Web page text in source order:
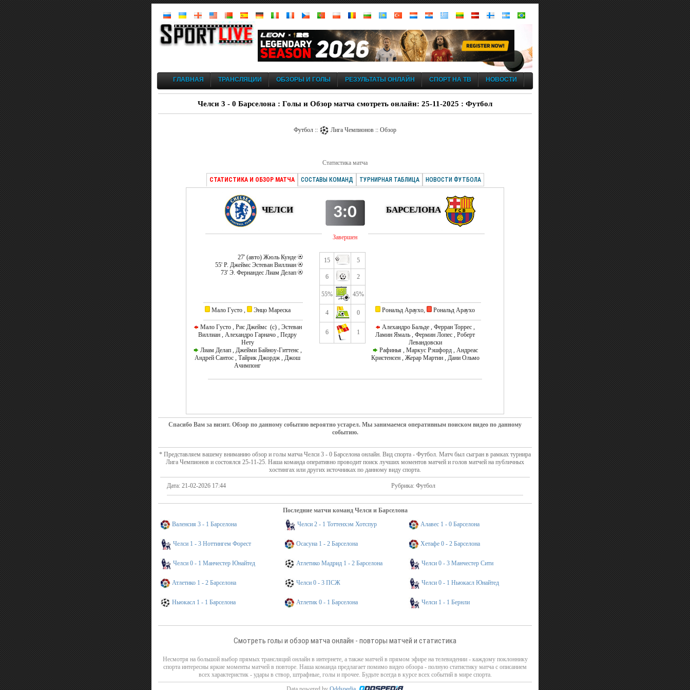
ГЛАВНАЯ ТРАНСЛЯЦИИ ОБЗОРЫ И ГОЛЫ РЕЗУЛЬТАТЫ ОНЛАЙН СПОРТ НА ТВ НОВОСТИ
Челси 3 - 0 Барселона : Голы и Обзор матча смотреть онлайн: 25-11-2025 : Футбол
Футбол :: Лига Чемпионов :: Обзор
Статистика матча
СТАТИСТИКА И ОБЗОР МАТЧА СОСТАВЫ КОМАНД ТУРНИРНАЯ ТАБЛИЦА НОВОСТИ ФУТБОЛА
ЧЕЛСИ 3:0
Завершен
БАРСЕЛОНА
27' (авто) Жюль Кунде
55' Р. Джеймс Эстеван Виллиан
73' Э. Фернандес Лиам Делап
Мало Густо , Энцо Мареска
Мало Густо , Рис Джеймс (c) , Эстеван
Виллиан , Алехандро Гарначо , Педру
Нету
Лиам Делап , Джейми Байноу-Гиттенс ,
Андрей Сантос , Тайрик Джордж , Джош
Ачимпонг
15 5
6 2
55% 45%
4 0
6 1
Рональд Араухо, Рональд Араухо
Алехандро Бальде , Ферран Торрес ,
Ламин Ямаль , Фермин Лопес , Роберт
Левандовски
Рафинья , Маркус Рэшфорд , Андреас
Кристенсен , Жерар Мартин , Дани Ольмо
Спасибо Вам за визит. Обзор по данному событию вероятно устарел. Мы занимаемся оперативным поиском видео по данному
событию.
* Представляем вашему вниманию обзор и голы матча Челси 3 - 0 Барселона онлайн. Вид спорта - Футбол. Матч был сыгран в рамках турнира
Лига Чемпионов и состоялся 25-11-25. Наша команда оперативно проводит поиск лучших моментов матчей и голов матчей на публичных
хостингах или других источниках по данному виду спорта.
Дата: 21-02-2026 17:44 Рубрика: Футбол
Последние матчи команд Челси и Барселона
Валенсия 3 - 1 Барселона
Челси 2 - 1 Тоттенхэм Хотспур Алавес 1 - 0 Барселона
Челси 1 - 3 Ноттингем Форест Осасуна 1 - 2 Барселона Хетафе 0 - 2 Барселона
Челси 0 - 1 Манчестер Юнайтед Атлетико Мадрид 1 - 2 Барселона Челси 0 - 3 Манчестер Сити
Атлетико 1 - 2 Барселона Челси 0 - 3 ПСЖ Челси 0 - 1 Ньюкасл Юнайтед
Ньюкасл 1 - 1 Барселона Атлетик 0 - 1 Барселона Челси 1 - 1 Бернли
Смотреть голы и обзор матча онлайн - повторы матчей и статистика
Несмотря на большой выбор прямых трансляций онлайн в интернете, а также матчей в прямом эфире на телевидении - каждому поклоннику
спорта интересны яркие моменты матчей в повторе. Наша команда предлагает помимо видео обзора - полную статистику матча с описанием
всех характеристик - удары в створ, штрафные, голы и прочее. Будьте всегда в курсе всех событий в мире спорта.